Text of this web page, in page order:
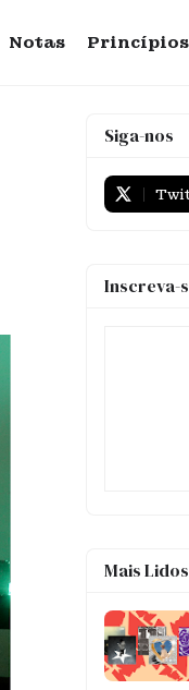
Notas Princípios
Siga-nos
Inscreva-
Mais Lidos